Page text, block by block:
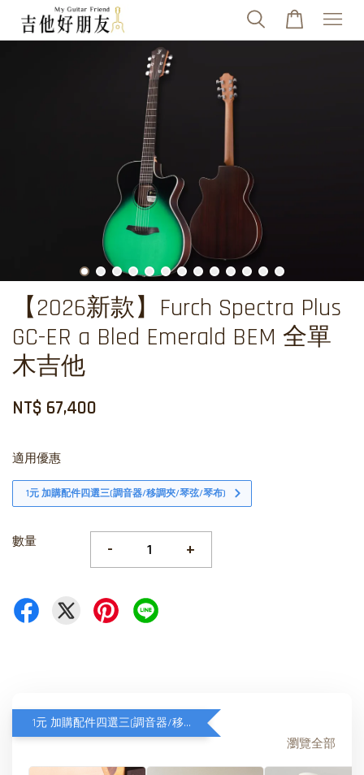
【2026新款】Furch Spectra Plus
GC-ER a Bled Emerald BEM 全單
木吉他
NT$ 67,400
適用優惠
1元 加購配件四選三(調音器/移調夾/琴弦/琴布)
數量 - +
1元 加購配件四選三(調音器/移調夾/琴弦/琴布)
瀏覽全部